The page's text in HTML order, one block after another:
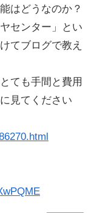
はどうなのか？
センター」とい
てブログで教え
ても手間と費用
見てください